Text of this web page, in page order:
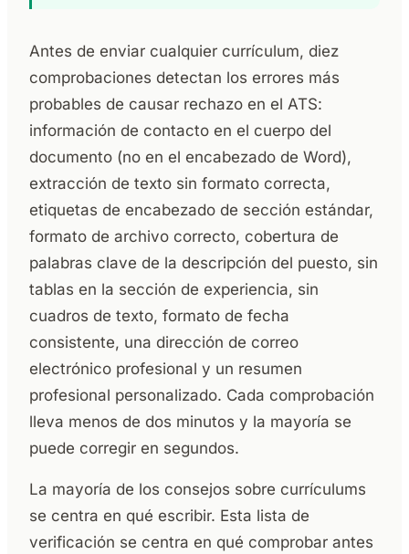
Antes de enviar cualquier currículum, diez
comprobaciones detectan los errores más
probables de causar rechazo en el ATS:
información de contacto en el cuerpo del
documento (no en el encabezado de Word),
extracción de texto sin formato correcta,
etiquetas de encabezado de sección estándar,
formato de archivo correcto, cobertura de
palabras clave de la descripción del puesto, sin
tablas en la sección de experiencia, sin
cuadros de texto, formato de fecha
consistente, una dirección de correo
electrónico profesional y un resumen
profesional personalizado. Cada comprobación
lleva menos de dos minutos y la mayoría se
puede corregir en segundos.
La mayoría de los consejos sobre currículums
se centra en qué escribir. Esta lista de
verificación se centra en qué comprobar antes